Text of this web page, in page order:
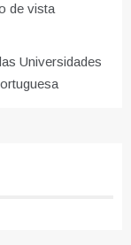
de vista
Universidades